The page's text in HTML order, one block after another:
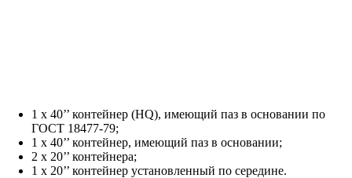
1 х 40’’ контейнер (HQ), имеющий паз в основании по
ГОСТ 18477-79;
1 х 40’’ контейнер, имеющий паз в основании;
2 х 20’’ контейнера;
1 х 20’’ контейнер установленный по середине.